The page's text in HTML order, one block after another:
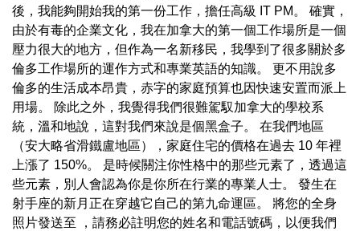
後，我能夠開始我的第一份工作，擔任高級 IT PM。 確實，
由於有毒的企業文化，我在加拿大的第一個工作場所是一個
壓力很大的地方，但作為一名新移民，我學到了很多關於多
倫多工作場所的運作方式和專業英語的知識。 更不用說多
倫多的生活成本昂貴，赤字的家庭預算也因快速安置而派上
用場。 除此之外，我覺得我們很難駕馭加拿大的學校系
統，溫和地說，這對我們來說是個黑盒子。 在我們地區
（安大略省滑鐵盧地區），家庭住宅的價格在過去 10 年裡
上漲了 150%。 是時候關注你性格中的那些元素了，透過這
些元素，別人會認為你是你所在行業的專業人士。 發生在
射手座的新月正在穿越它自己的第九命運區。 將您的全身
照片發送至 ，請務必註明您的姓名和電話號碼，以便我們